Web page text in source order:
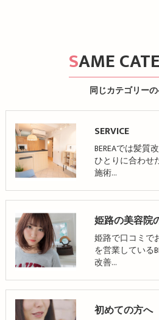
同じカテゴリー
SAME
SERVICE
BEREAでは髪質
ひとりに合わせ
施術…
姫路の美容院
姫路で口コミで
を営業している
改善…
初めての方へ